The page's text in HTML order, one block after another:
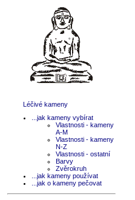
Léčivé kameny
...jak kameny vybírat
Vlastnosti - kameny
A-M
Vlastnosti - kameny
N-Z
Vlastnosti - ostatní
Barvy
Zvěrokruh
...jak kameny používat
...jak o kameny pečovat